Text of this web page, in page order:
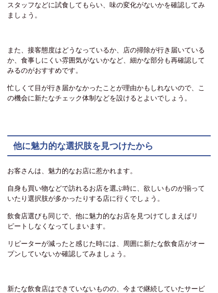
スタッフなどに試食してもらい、味の変化がないかを確認してみ
ましょう。
また、接客態度はどうなっているか、店の掃除が行き届いている
か、食事しにくい雰囲気がないかなど、細かな部分も再確認して
みるのがおすすめです。
忙しくて目が行き届かなかったことが理由かもしれないので、こ
の機会に新たなチェック体制などを設けるとよいでしょう。
他に魅力的な選択肢を見つけたから
お客さんは、魅力的なお店に惹かれます。
自身も買い物などで訪れるお店を選ぶ時に、欲しいものが揃って
いたり選択肢が多かったりする店に行くでしょう。
飲食店選びも同じで、他に魅力的なお店を見つけてしまえばリ
ピートしなくなってしまいます。
リピーターが減ったと感じた時には、周囲に新たな飲食店がオー
プンしていないか確認してみましょう。
新たな飲食店はできていないものの、今まで継続していたサービ